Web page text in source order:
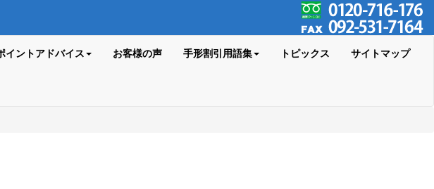
イントアドバイス お客様の声 手形割引用語集 トピックス サイトマップ